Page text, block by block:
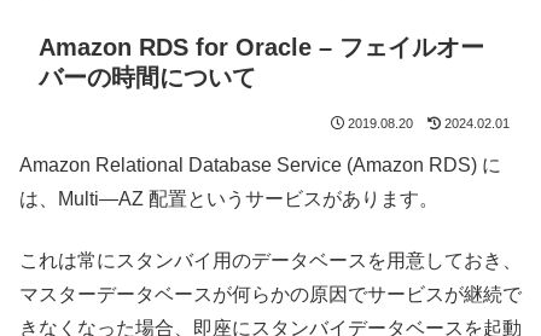
Amazon RDS for Oracle – フェイルオー
バーの時間について
2019.08.20 2024.02.01
Amazon Relational Database Service (Amazon RDS) に
は、Multi―AZ 配置というサービスがあります。
これは常にスタンバイ用のデータベースを用意しておき、
マスターデータベースが何らかの原因でサービスが継続で
きなくなった場合、即座にスタンバイデータベースを起動